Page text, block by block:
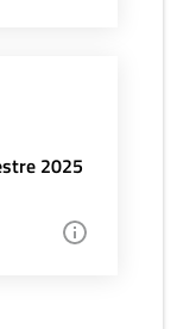
2025